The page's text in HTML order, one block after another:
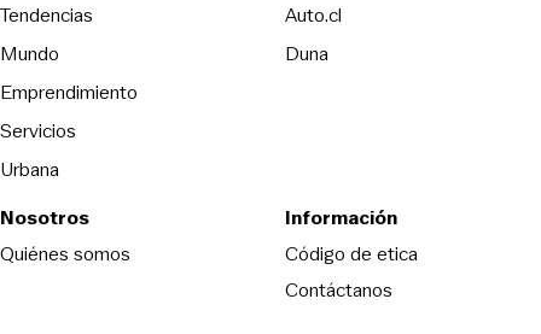
Tendencias
Mundo
Emprendimiento
Servicios
Urbana
Auto.cl
DunaOpens in new window
Nosotros
Quiénes somos
Información
Código de eticaOpens in new
Contáctanos